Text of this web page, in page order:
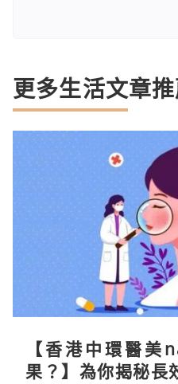
更多生活文章
【香港中環醫
果？】為你揭秘長